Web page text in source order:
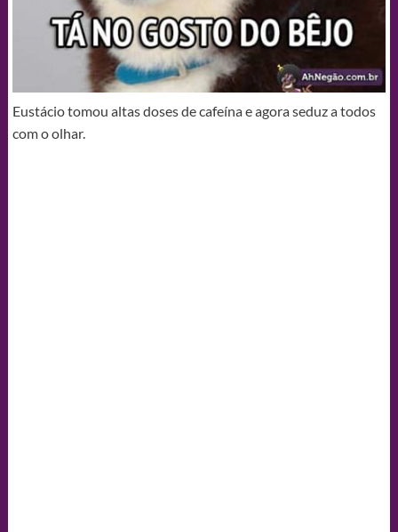
Eustácio tomou altas doses de cafeína e agora seduz a todos
com o olhar.